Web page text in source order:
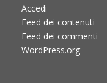
Accedi
Feed dei contenuti
Feed dei commenti
WordPress.org